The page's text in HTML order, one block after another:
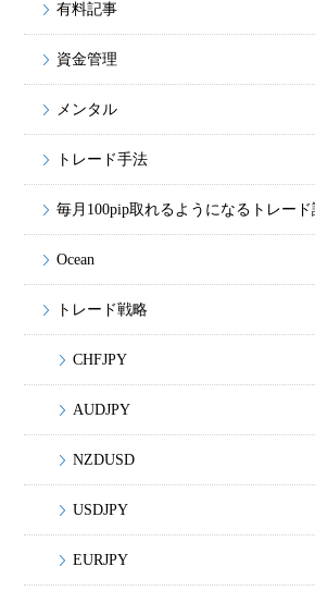
有料記事
資金管理
メンタル
トレード手法
毎月100pip取れるようになるトレード
Ocean
トレード戦略
CHFJPY
AUDJPY
NZDUSD
USDJPY
EURJPY